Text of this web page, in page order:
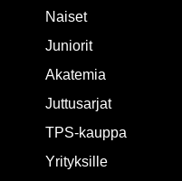
Naiset
Juniorit
Akatemia
Juttusarjat
TPS-kauppa
Yrityksille